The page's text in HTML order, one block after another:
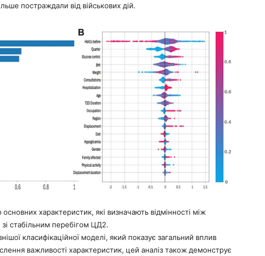
постраждали від військових дій.
характеристик, які визначають відмінності між
стабільним перебігом ЦД2.
класифікаційної моделі, який показує загальний вплив
важливості характеристик, цей аналіз також демонструє